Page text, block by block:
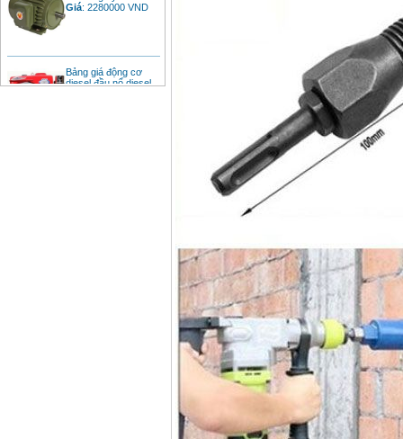
Bảng giá động cơ
diesel đầu nổ diesel
Giá:6500000VND